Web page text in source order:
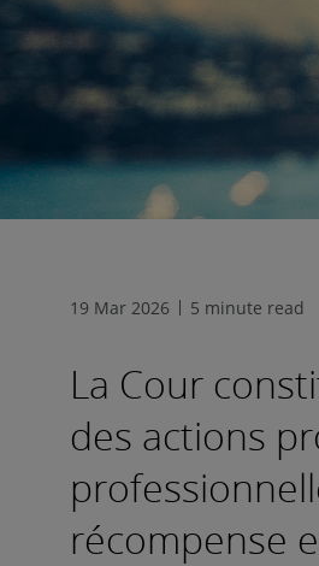
19 Mar 2026 5 minute read
La Cour
des actions
récompense